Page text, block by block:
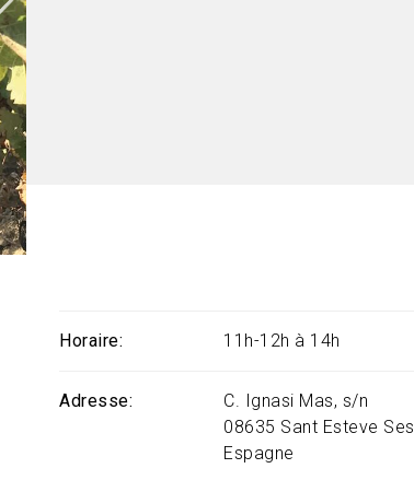
Horaire 11h-12h à 14h
Adresse
C. Ignasi Mas, s/n
08635 Sant Esteve
Espagne